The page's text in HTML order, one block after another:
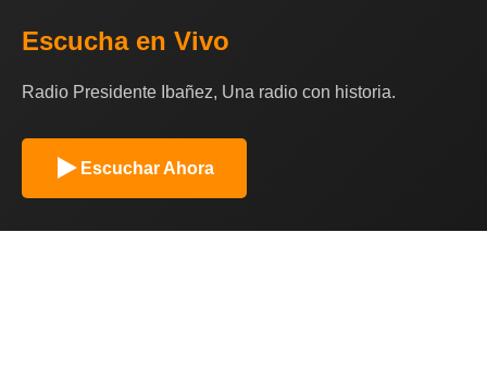
Escucha en Vivo
Radio Presidente Ibañez, Una radio con historia.
Escuchar Ahora